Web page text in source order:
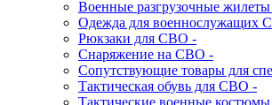
Военные разгрузочные
Одежда для военнослужащих
Рюкзаки для СВО -
Снаряжение на СВО -
Сопутствующие товары для
Тактическая обувь для СВО -
Тактические военные